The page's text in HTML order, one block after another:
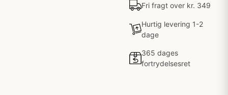
Fri fragt over kr. 349
Hurtig levering 1-2
dage
365 dages
fortrydelsesret